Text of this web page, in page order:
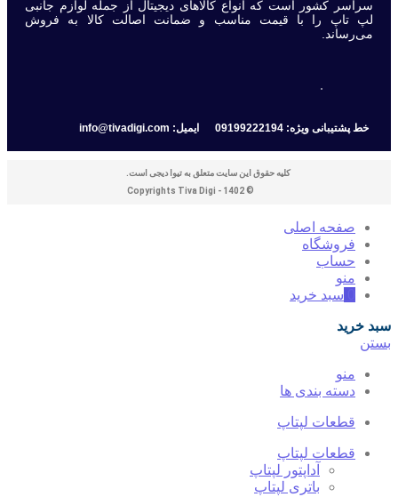
سراسر کشور است که انواع کالاهای دیجیتال از جمله لوازم جانبی
لپ تاپ را با قیمت مناسب و ضمانت اصالت کالا به فروش
می‌رساند.
خط پشتیبانی ویژه: 09199222194 ایمیل: info@tivadigi.com
کلیه حقوق این سایت متعلق به تیوا دیجی است.
© Copyrights Tiva Digi - 1402
صفحه اصلی
فروشگاه
حساب
منو
سبد خرید
سبد خرید
بستن
منو
دسته بندی ها
قطعات لپتاپ
قطعات لپتاپ
آداپتور لپتاپ
باتری لپتاپ